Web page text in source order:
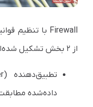
از ۲‌ بخش تشکیل شده‌است:
داده‌شده